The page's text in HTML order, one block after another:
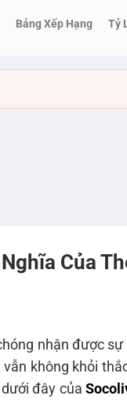
Bảng Xếp Hạng Tỷ
Của
nhận được sự
không khỏi
dưới đây của